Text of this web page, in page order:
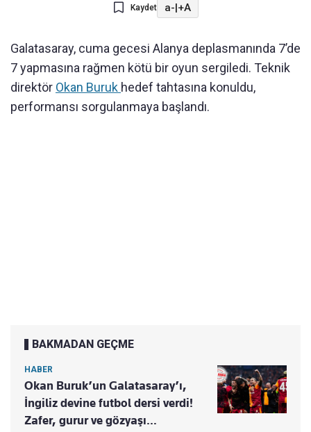
Kaydet a-|+A
Galatasaray, cuma gecesi Alanya deplasmanında 7’de
7 yapmasına rağmen kötü bir oyun sergiledi. Teknik
direktör Okan Buruk hedef tahtasına konuldu,
performansı sorgulanmaya başlandı.
BAKMADAN GEÇME
HABER
Okan Buruk’un Galatasaray’ı,
İngiliz devine futbol dersi verdi!
Zafer, gurur ve gözyaşı…